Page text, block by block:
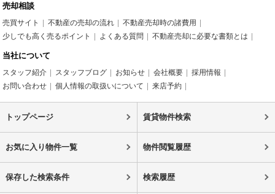
売却相談
売買サイト 不動産の売却の流れ
不動産売却時の諸費用
少しでも高く売るポイント
よくある質問 不動産売却に必要な書類とは
当社について
スタッフ紹介 スタッフブログ お知らせ 会社概要
採用情報
お問い合わせ
個人情報の取扱いについて 来店予約
トップページ 賃貸物件検索
お気に入り物件一覧 物件閲覧履歴
保存した検索条件 検索履歴